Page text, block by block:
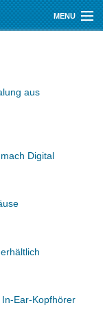
MENU
aus
Digital
Ear-Kopfhörer